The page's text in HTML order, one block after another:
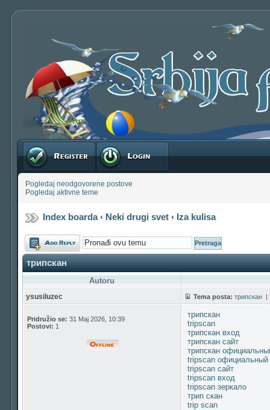
Registruj se Prijavite se
Pogledaj neodgovorene postove
Pogledaj aktivne teme
Index boarda‹ Neki drugi svet‹ Iza kulisa
Odgovori
трипскан
Autoru
ysusiluzec Tema posta: трипскан
Pridružio se: 31 Maj 2026, 10:39
Postovi: 1
трипскан
tripscan
трипскан вход
трипскан сайт
трипскан
tripscan официальный
tripscan сайт
tripscan вход
tripscan зеркало
трип скан
trip scan